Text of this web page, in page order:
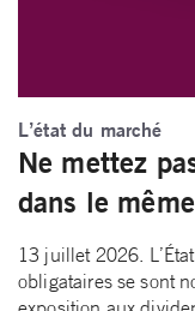
L’état du marché
Ne mettez
dans le
13 juillet 2026.
obligataires se sont